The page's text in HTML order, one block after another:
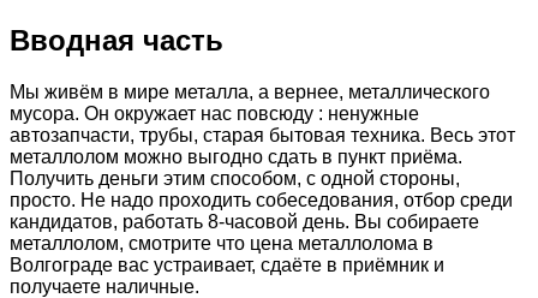
Вводная часть
Мы живём в мире металла, а вернее, металлического
мусора. Он окружает нас повсюду : ненужные
автозапчасти, трубы, старая бытовая техника. Весь этот
металлолом можно выгодно сдать в пункт приёма.
Получить деньги этим способом, с одной стороны,
просто. Не надо проходить собеседования, отбор среди
кандидатов, работать 8-часовой день. Вы собираете
металлолом, смотрите что цена металлолома в
Волгограде вас устраивает, сдаёте в приёмник и
получаете наличные.